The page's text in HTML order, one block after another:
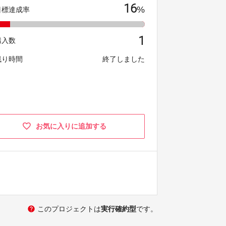
標達成率 16%
入数 1
時間 終了しました
お気に入りに追加する
help このプロジェクトは実行確約型です。